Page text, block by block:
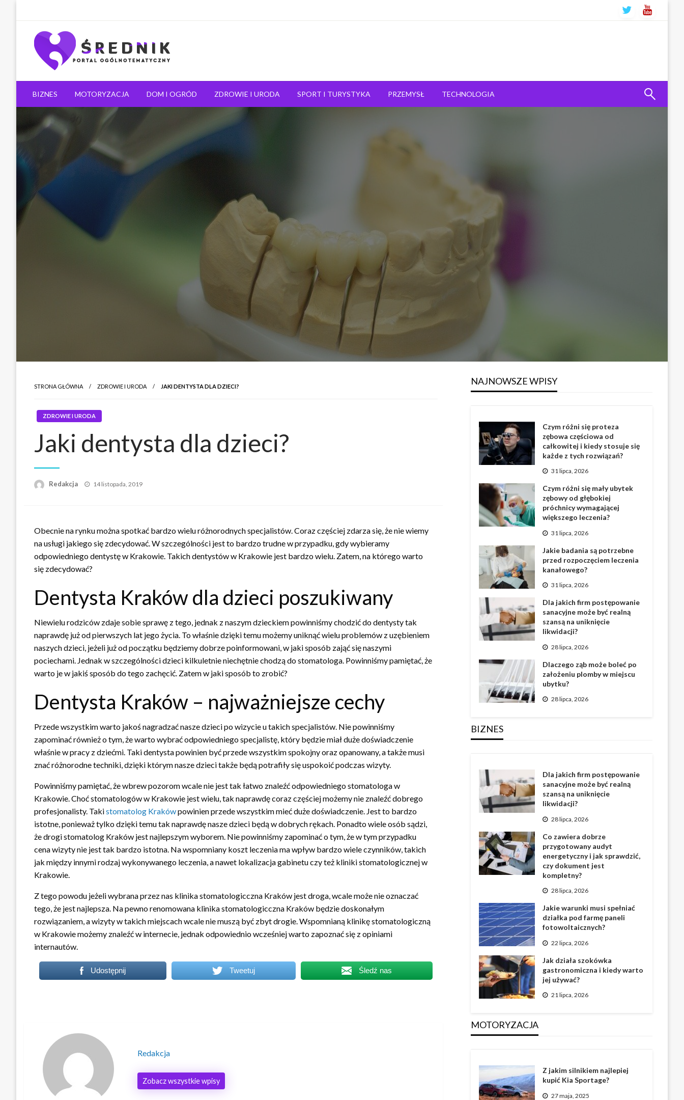
Średnik.pl
Ogólnotematyczny portal informacyjny
BIZNES MOTORYZACJA DOM I OGRÓD ZDROWIE I URODA SPORT I TURYSTYKA PRZEMYSŁ TECHNOLOGIA
STRONA GŁÓWNA ZDROWIE I URODA JAKI DENTYSTA DLA DZIECI?
ZDROWIE I URODA
Jaki dentysta dla dzieci?
Redakcja Napisano
14 listopada, 2019
Obecnie na rynku można spotkać bardzo wielu różnorodnych specjalistów. Coraz częściej zdarza się, że nie wiemy
na usługi jakiego się zdecydować. W szczególności jest to bardzo trudne w przypadku, gdy wybieramy
odpowiedniego dentystę w Krakowie. Takich dentystów w Krakowie jest bardzo wielu. Zatem, na którego warto
się zdecydować?
Dentysta Kraków dla dzieci poszukiwany
Niewielu rodziców zdaje sobie sprawę z tego, jednak z naszym dzieckiem powinniśmy chodzić do dentysty tak
naprawdę już od pierwszych lat jego życia. To właśnie dzięki temu możemy uniknąć wielu problemów z uzębieniem
naszych dzieci, jeżeli już od początku będziemy dobrze poinformowani, w jaki sposób zająć się naszymi
pociechami. Jednak w szczególności dzieci kilkuletnie niechętnie chodzą do stomatologa. Powinniśmy pamiętać, że
warto je w jakiś sposób do tego zachęcić. Zatem w jaki sposób to zrobić?
Dentysta Kraków – najważniejsze cechy
Przede wszystkim warto jakoś nagradzać nasze dzieci po wizycie u takich specjalistów. Nie powinniśmy
zapominać również o tym, że warto wybrać odpowiedniego specjalistę, który będzie miał duże doświadczenie
właśnie w pracy z dziećmi. Taki dentysta powinien być przede wszystkim spokojny oraz opanowany, a także musi
znać różnorodne techniki, dzięki którym nasze dzieci także będą potrafiły się uspokoić podczas wizyty.
Powinniśmy pamiętać, że wbrew pozorom wcale nie jest tak łatwo znaleźć odpowiedniego stomatologa w
Krakowie. Choć stomatologów w Krakowie jest wielu, tak naprawdę coraz częściej możemy nie znaleźć dobrego
profesjonalisty. Takistomatolog Krakówpowinien przede wszystkim mieć duże doświadczenie. Jest to bardzo
istotne, ponieważ tylko dzięki temu tak naprawdę nasze dzieci będą w dobrych rękach. Ponadto wiele osób sądzi,
że drogi stomatolog Kraków jest najlepszym wyborem. Nie powinniśmy zapominać o tym, że w tym przypadku
cena wizyty nie jest tak bardzo istotna. Na wspomniany koszt leczenia ma wpływ bardzo wiele czynników, takich
jak między innymi rodzaj wykonywanego leczenia, a nawet lokalizacja gabinetu czy też kliniki stomatologicznej w
Krakowie.
Z tego powodu jeżeli wybrana przez nas klinika stomatologicczna Kraków jest droga, wcale może nie oznaczać
tego, że jest najlepsza. Na pewno renomowana klinika stomatologicczna Kraków będzie doskonałym
rozwiązaniem, a wizyty w takich miejscach wcale nie muszą być zbyt drogie. Wspomnianą klinikę stomatologiczną
w Krakowie możemy znaleźć w internecie, jednak odpowiednio wcześniej warto zapoznać się z opiniami
internautów.
Udostępnij Tweetuj Śledź nas
Redakcja
Zobacz wszystkie wpisy
NAJNOWSZE WPISY
Czym różni się proteza
zębowa częściowa od
całkowitej i kiedy stosuje się
każde z tych rozwiązań?
31 lipca, 2026
Czym różni się mały ubytek
zębowy od głębokiej
próchnicy wymagającej
większego leczenia?
31 lipca, 2026
Jakie badania są potrzebne
przed rozpoczęciem leczenia
kanałowego?
31 lipca, 2026
Dla jakich firm postępowanie
sanacyjne może być realną
szansą na uniknięcie
likwidacji?
28 lipca, 2026
Dlaczego ząb może boleć po
założeniu plomby w miejscu
ubytku?
28 lipca, 2026
BIZNES
Dla jakich firm postępowanie
sanacyjne może być realną
szansą na uniknięcie
likwidacji?
28 lipca, 2026
Co zawiera dobrze
przygotowany audyt
energetyczny i jak sprawdzić,
czy dokument jest
kompletny?
28 lipca, 2026
Jakie warunki musi spełniać
działka pod farmę paneli
fotowoltaicznych?
22 lipca, 2026
Jak działa szokówka
gastronomiczna i kiedy warto
jej używać?
21 lipca, 2026
MOTORYZACJA
Z jakim silnikiem najlepiej
kupić Kia Sportage?
27 maja, 2025